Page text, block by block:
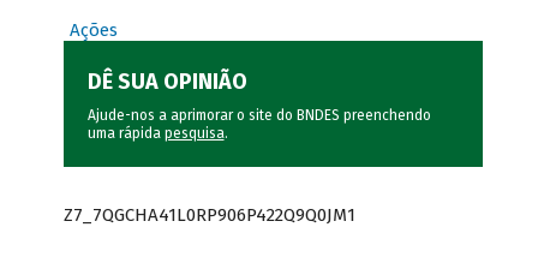
Ações
DÊ SUA OPINIÃO
Ajude-nos a aprimorar o site do BNDES preenchendo
uma rápida pesquisa.
Z7_7QGCHA41L0RP906P422Q9Q0JM1